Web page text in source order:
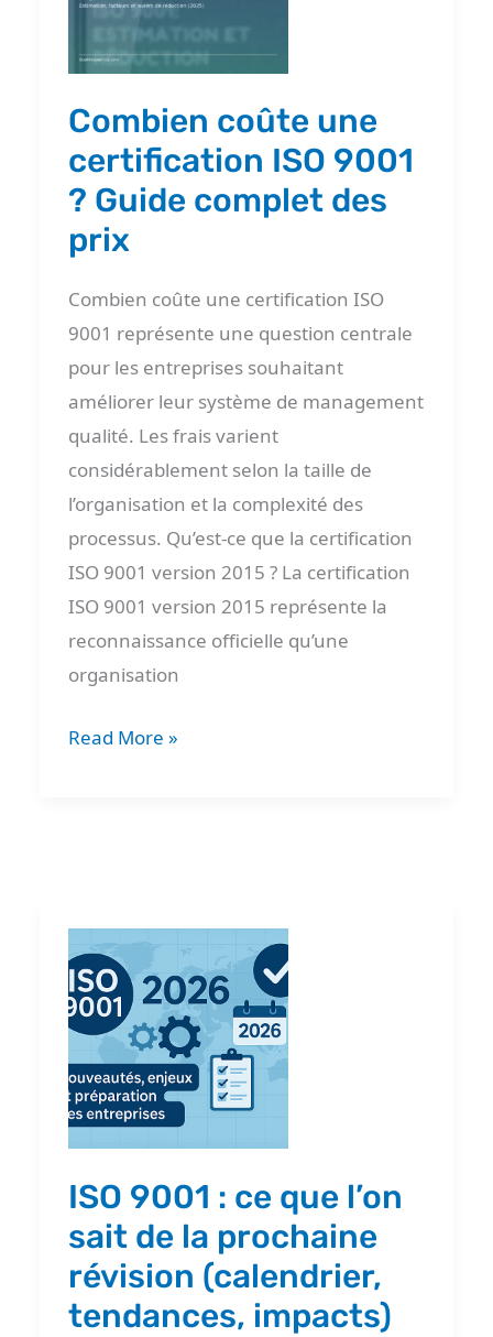
Combien coûte une
certification ISO 9001
? Guide complet des
prix
Combien coûte une certification ISO
9001 représente une question centrale
pour les entreprises souhaitant
améliorer leur système de management
qualité. Les frais varient
considérablement selon la taille de
l’organisation et la complexité des
processus. Qu’est-ce que la certification
ISO 9001 version 2015 ? La certification
ISO 9001 version 2015 représente la
reconnaissance officielle qu’une
organisation
une
certification
ISO
9001
?
Guide
complet
prix
Read More »
ISO 9001 : ce que l’on
sait de la prochaine
révision (calendrier,
tendances, impacts)
ISO
9001
:
que
l’on
sait
de
prochaine
révision
(calendrier,